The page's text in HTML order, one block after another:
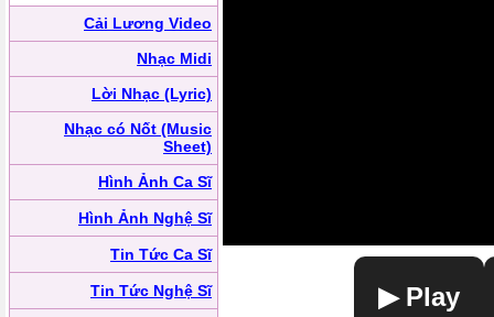
Cải Lương Video
Nhạc Midi
Lời Nhạc (Lyric)
Nhạc có Nốt (Music
Sheet)
Hình Ảnh Ca Sĩ
Hình Ảnh Nghệ Sĩ
Tin Tức Ca Sĩ
Tin Tức Nghệ Sĩ ▶ Play